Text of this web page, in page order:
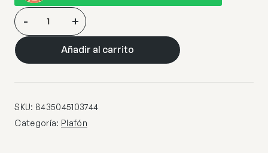
PLAFON
PIPPA
NEGRO
1
E-
14
- +
Añadir al carrito
SKU: 8435045103744
Categoría: Plafón